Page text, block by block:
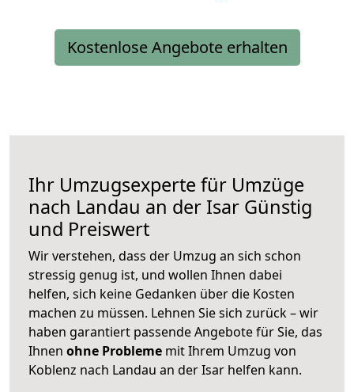
Kostenlose Angebote erhalten
Ihr Umzugsexperte für Umzüge
nach Landau an der Isar Günstig
und Preiswert
Wir verstehen, dass der Umzug an sich schon
stressig genug ist, und wollen Ihnen dabei
helfen, sich keine Gedanken über die Kosten
machen zu müssen. Lehnen Sie sich zurück – wir
haben garantiert passende Angebote für Sie, das
Ihnen ohne Probleme mit Ihrem Umzug von
Koblenz nach Landau an der Isar helfen kann.